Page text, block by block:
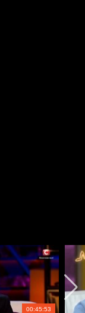
00:45:53